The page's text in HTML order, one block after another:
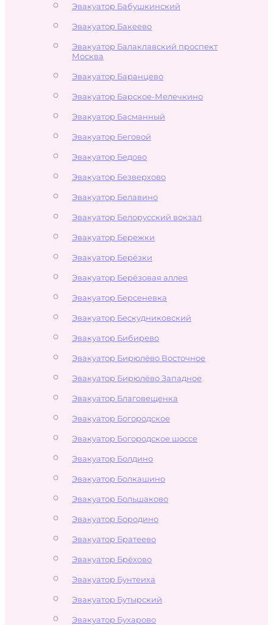
Эвакуатор Бабушкинский
Эвакуатор Бакеево
Эвакуатор Балаклавский проспект
Москва
Эвакуатор Баранцево
Эвакуатор Барское-Мелечкино
Эвакуатор Басманный
Эвакуатор Беговой
Эвакуатор Бедово
Эвакуатор Безверхово
Эвакуатор Белавино
Эвакуатор Белорусский вокзал
Эвакуатор Бережки
Эвакуатор Берёзки
Эвакуатор Берёзовая аллея
Эвакуатор Берсеневка
Эвакуатор Бескудниковский
Эвакуатор Бибирево
Эвакуатор Бирюлёво Восточное
Эвакуатор Бирюлёво Западное
Эвакуатор Благовещенка
Эвакуатор Богородское
Эвакуатор Богородское шоссе
Эвакуатор Болдино
Эвакуатор Болкашино
Эвакуатор Большаково
Эвакуатор Бородино
Эвакуатор Братеево
Эвакуатор Брёхово
Эвакуатор Бунтеиха
Эвакуатор Бутырский
Эвакуатор Бухарово